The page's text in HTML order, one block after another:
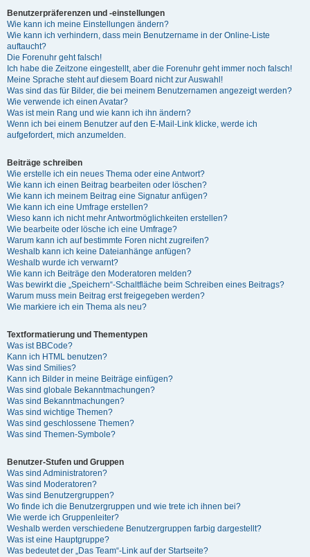
Benutzerpräferenzen und -einstellungen
Wie kann ich meine Einstellungen ändern?
Wie kann ich verhindern, dass mein Benutzername in der Online-Liste
auftaucht?
Die Forenuhr geht falsch!
Ich habe die Zeitzone eingestellt, aber die Forenuhr geht immer noch falsch!
Meine Sprache steht auf diesem Board nicht zur Auswahl!
Was sind das für Bilder, die bei meinem Benutzernamen angezeigt werden?
Wie verwende ich einen Avatar?
Was ist mein Rang und wie kann ich ihn ändern?
Wenn ich bei einem Benutzer auf den E-Mail-Link klicke, werde ich
aufgefordert, mich anzumelden.
Beiträge schreiben
Wie erstelle ich ein neues Thema oder eine Antwort?
Wie kann ich einen Beitrag bearbeiten oder löschen?
Wie kann ich meinem Beitrag eine Signatur anfügen?
Wie kann ich eine Umfrage erstellen?
Wieso kann ich nicht mehr Antwortmöglichkeiten erstellen?
Wie bearbeite oder lösche ich eine Umfrage?
Warum kann ich auf bestimmte Foren nicht zugreifen?
Weshalb kann ich keine Dateianhänge anfügen?
Weshalb wurde ich verwarnt?
Wie kann ich Beiträge den Moderatoren melden?
Was bewirkt die „Speichern“-Schaltfläche beim Schreiben eines Beitrags?
Warum muss mein Beitrag erst freigegeben werden?
Wie markiere ich ein Thema als neu?
Textformatierung und Thementypen
Was ist BBCode?
Kann ich HTML benutzen?
Was sind Smilies?
Kann ich Bilder in meine Beiträge einfügen?
Was sind globale Bekanntmachungen?
Was sind Bekanntmachungen?
Was sind wichtige Themen?
Was sind geschlossene Themen?
Was sind Themen-Symbole?
Benutzer-Stufen und Gruppen
Was sind Administratoren?
Was sind Moderatoren?
Was sind Benutzergruppen?
Wo finde ich die Benutzergruppen und wie trete ich ihnen bei?
Wie werde ich Gruppenleiter?
Weshalb werden verschiedene Benutzergruppen farbig dargestellt?
Was ist eine Hauptgruppe?
Was bedeutet der „Das Team“-Link auf der Startseite?